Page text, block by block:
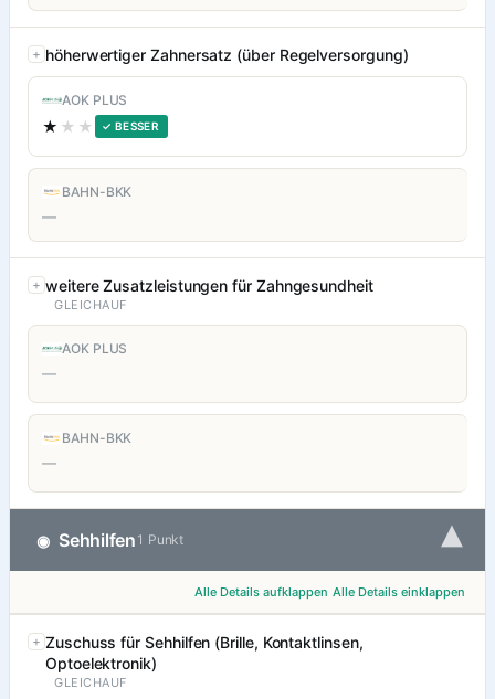
höherwertiger Zahnersatz (über Regelversorgung)
AOK PLUS
★ ★★ ✓ BESSER
BAHN-BKK
—
weitere Zusatzleistungen für Zahngesundheit
GLEICHAUF
AOK PLUS
—
BAHN-BKK
—
◉ Sehhilfen 1 Punkt ▾
Alle Details aufklappen Alle Details einklappen
Zuschuss für Sehhilfen (Brille, Kontaktlinsen,
Optoelektronik)
GLEICHAUF